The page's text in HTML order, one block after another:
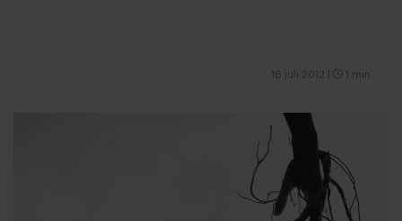
16 juli 2012 1 min